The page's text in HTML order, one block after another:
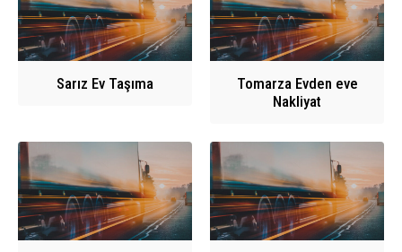
Sarız Ev Taşıma
Tomarza Evden eve
Nakliyat